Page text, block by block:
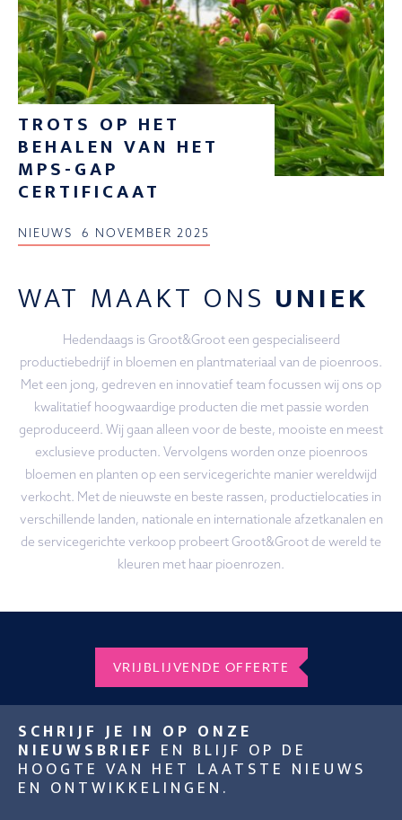
TROTS OP HET
BEHALEN VAN HET
MPS-GAP
CERTIFICAAT
NIEUWS 6 NOVEMBER 2025
WAT MAAKT ONS UNIEK
Hedendaags is Groot&Groot een gespecialiseerd
productiebedrijf in bloemen en plantmateriaal van de pioenroos.
Met een jong, gedreven en innovatief team focussen wij ons op
kwalitatief hoogwaardige producten die met passie worden
geproduceerd. Wij gaan alleen voor de beste, mooiste en meest
exclusieve producten. Vervolgens worden onze pioenroos
bloemen en planten op een servicegerichte manier wereldwijd
verkocht. Met de nieuwste en beste rassen, productielocaties in
verschillende landen, nationale en internationale afzetkanalen en
de servicegerichte verkoop probeert Groot&Groot de wereld te
kleuren met haar pioenrozen.
VRIJBLIJVENDE OFFERTE
SCHRIJF JE IN OP ONZE
NIEUWSBRIEF EN BLIJF OP DE
HOOGTE VAN HET LAATSTE NIEUWS
EN ONTWIKKELINGEN.